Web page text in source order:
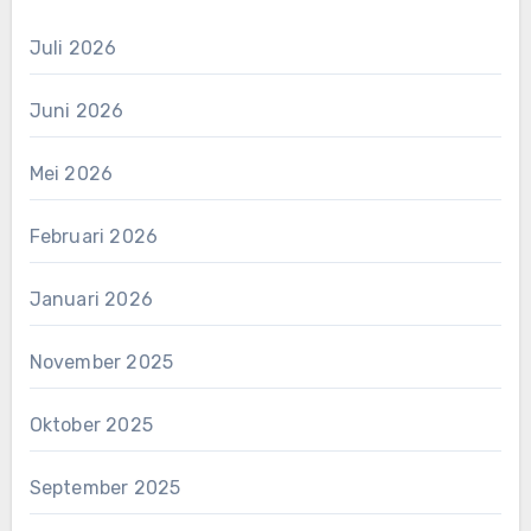
Juli 2026
Juni 2026
Mei 2026
Februari 2026
Januari 2026
November 2025
Oktober 2025
September 2025